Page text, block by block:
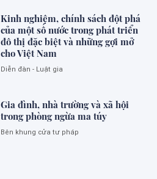
Kinh nghiệm, chính sách đột phá
của một số nước trong phát triển
đô thị đặc biệt và những gợi mở
cho Việt Nam
Diễn đàn - Luật gia
Gia đình, nhà trường và xã hội
trong phòng ngừa ma túy
Bên khung cửa tư pháp